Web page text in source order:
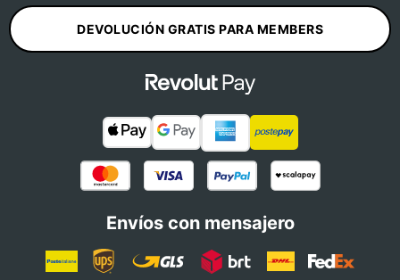
DEVOLUCIÓN GRATIS PARA MEMBERS
Envíos con mensajero